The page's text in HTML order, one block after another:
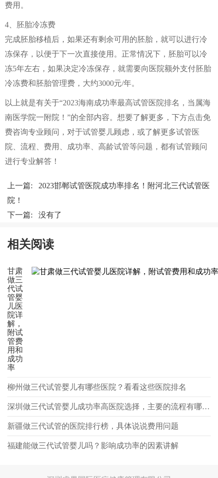
费用。
4、胚胎冷冻费
完成胚胎移植后，如果还有剩余可用的胚胎，就可以进行冷
冻保存，以便于下一次直接使用。正常情况下，胚胎可以冷
冻5年左右，如果决定冷冻保存，就需要向医院额外支付胚胎
冷冻费和胚胎管理费，大约3000元/年。
以上就是有关于“2023海南成功率最高试管医院排名，当属海
南医学院一附院！”的全部内容。想要了解更多，下方点击免
费咨询专业顾问，对于试管婴儿顾虑，或了解更多试管医
院、流程、费用、成功率、高龄试管等问题，都有试管顾问
进行专业解答！
上一篇: 2023邯郸试管医院成功率排名！附河北三代试管医
院！
下一篇: 没有了
相关阅读
甘肃
做三
代试
管婴
儿医
院详
解，
附试
管费
用和
成功
率
柳州做三代试管婴儿有哪些医院？看看这些医院排名
深圳做三代试管婴儿成功率高医院选择，主要的流程有哪些？
新疆做三代试管的医院排行榜，具体说说费用问题
福建能做三代试管婴儿吗？影响成功率的因素讲解